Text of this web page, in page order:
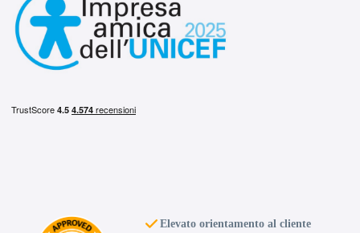
C B
71
Elevato orientamento al cliente